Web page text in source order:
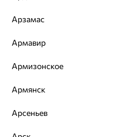
Похожие изделия
Арзамас
Армавир
Армизонское
Армянск
Арсеньев